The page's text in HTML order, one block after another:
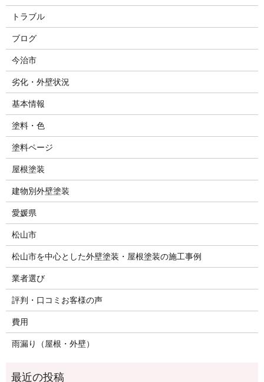
トラブル
ブログ
今治市
劣化・外壁状況
基本情報
塗料・色
塗料ページ
屋根塗装
建物別外壁塗装
愛媛県
松山市
松山市を中心とした外壁塗装・屋根塗装の施工事例
業者選び
評判・口コミお客様の声
費用
雨漏り（屋根・外壁）